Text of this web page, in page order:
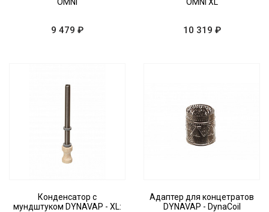
9 479 ₽ 10 319 ₽
Конденсатор с
мундштуком DYNAVAP - XL:
Адаптер для концетратов
DYNAVAP - DynaCoil